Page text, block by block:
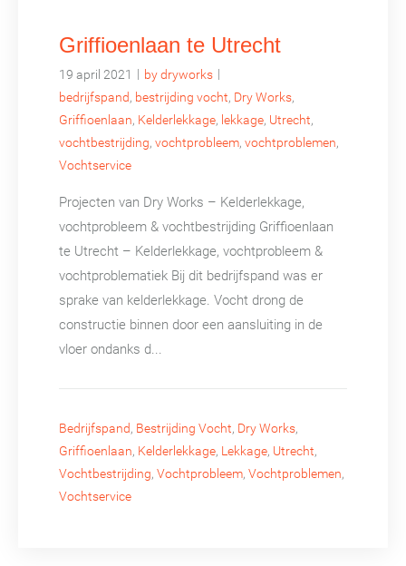
Griffioenlaan te Utrecht
19 april 2021 | by dryworks |
bedrijfspand, bestrijding vocht, Dry Works,
Griffioenlaan, Kelderlekkage, lekkage, Utrecht,
vochtbestrijding, vochtprobleem, vochtproblemen,
Vochtservice
Projecten van Dry Works – Kelderlekkage,
vochtprobleem & vochtbestrijding Griffioenlaan
te Utrecht – Kelderlekkage, vochtprobleem &
vochtproblematiek Bij dit bedrijfspand was er
sprake van kelderlekkage. Vocht drong de
constructie binnen door een aansluiting in de
vloer ondanks d...
Bedrijfspand, Bestrijding Vocht, Dry Works,
Griffioenlaan, Kelderlekkage, Lekkage, Utrecht,
Vochtbestrijding, Vochtprobleem, Vochtproblemen,
Vochtservice